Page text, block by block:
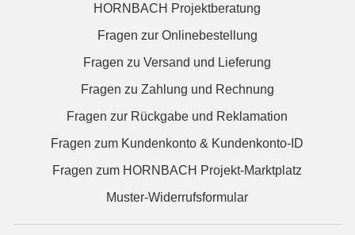
HORNBACH Projektberatung
Fragen zur Onlinebestellung
Fragen zu Versand und Lieferung
Fragen zu Zahlung und Rechnung
Fragen zur Rückgabe und Reklamation
Fragen zum Kundenkonto & Kundenkonto-ID
Fragen zum HORNBACH Projekt-Marktplatz
Muster-Widerrufsformular